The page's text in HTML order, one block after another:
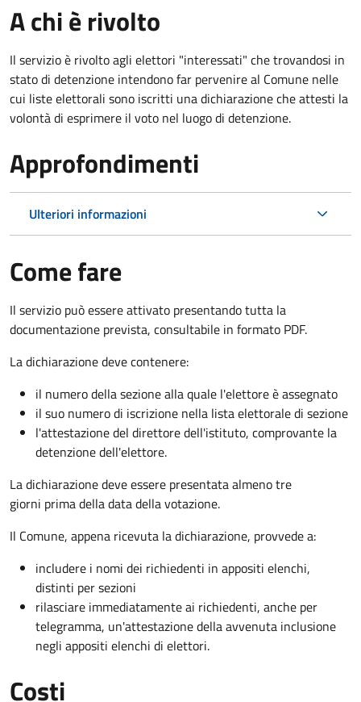
A chi è rivolto
Il servizio è rivolto agli elettori "interessati" che trovandosi in
stato di detenzione intendono far pervenire al Comune nelle
cui liste elettorali sono iscritti una dichiarazione che attesti la
volontà di esprimere il voto nel luogo di detenzione.
Approfondimenti
Ulteriori informazioni
Come fare
Il servizio può essere attivato presentando tutta la
documentazione prevista, consultabile in formato PDF.
La dichiarazione deve contenere:
il numero della sezione alla quale l'elettore è assegnato
il suo numero di iscrizione nella lista elettorale di sezione
l'attestazione del direttore dell'istituto, comprovante la
detenzione dell'elettore.
La dichiarazione deve essere presentata almeno tre
giorni prima della data della votazione.
Il Comune, appena ricevuta la dichiarazione, provvede a:
includere i nomi dei richiedenti in appositi elenchi,
distinti per sezioni
rilasciare immediatamente ai richiedenti, anche per
telegramma, un'attestazione della avvenuta inclusione
negli appositi elenchi di elettori.
Costi